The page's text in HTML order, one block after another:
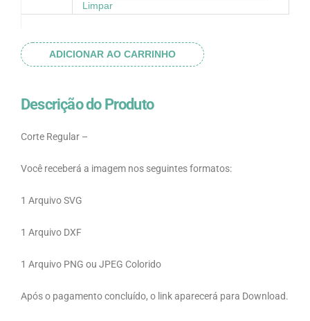
Limpar
ADICIONAR AO CARRINHO
Descrição do Produto
Corte Regular –
Você receberá a imagem nos seguintes formatos:
1 Arquivo SVG
1 Arquivo DXF
1 Arquivo PNG ou JPEG Colorido
Após o pagamento concluído, o link aparecerá para Download.